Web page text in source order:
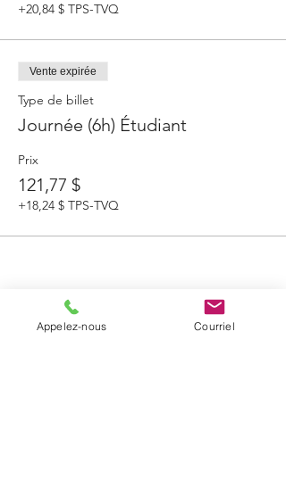
+20,84 $ TPS-TVQ
Vente expirée
Type de billet
Journée (6h) Étudiant
Prix
121,77 $
+18,24 $ TPS-TVQ
Partager cet événement
Appelez-nous Courriel